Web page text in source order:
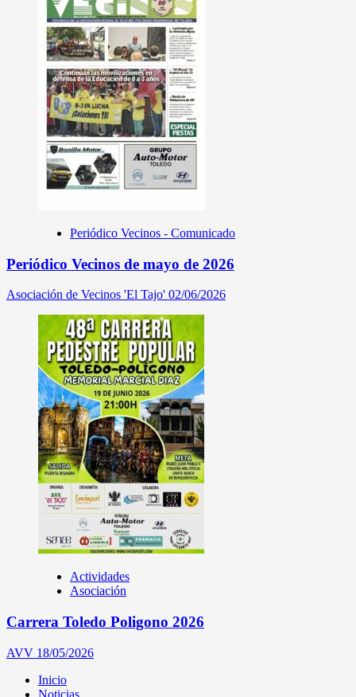
Periódico Vecinos - Comunicado
Periódico Vecinos de mayo de 2026
Asociación de Vecinos 'El Tajo' 02/06/2026
Actividades
Asociación
Carrera Toledo Poligono 2026
AVV 18/05/2026
Inicio
Noticias